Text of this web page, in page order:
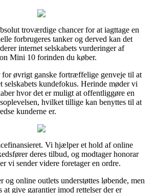
troværdige chancer for at iagttage en
forbrugeres tanker og derved kan det
internet selskabets vurderinger af
Mini 10 forinden du køber.
for øvrigt ganske fortræffelige genveje til at
selskabets kundefokus. Herinde møder vi
hvor det er muligt at offentliggøre en
hvilket tillige kan benyttes til at
kunderne er.
Vi hjælper et hold af online
deres tilbud, og modtager honorar
vi sender videre foretager en ordre.
og online outlets understøttes løbende, men
at give garantier imod rettelser der er